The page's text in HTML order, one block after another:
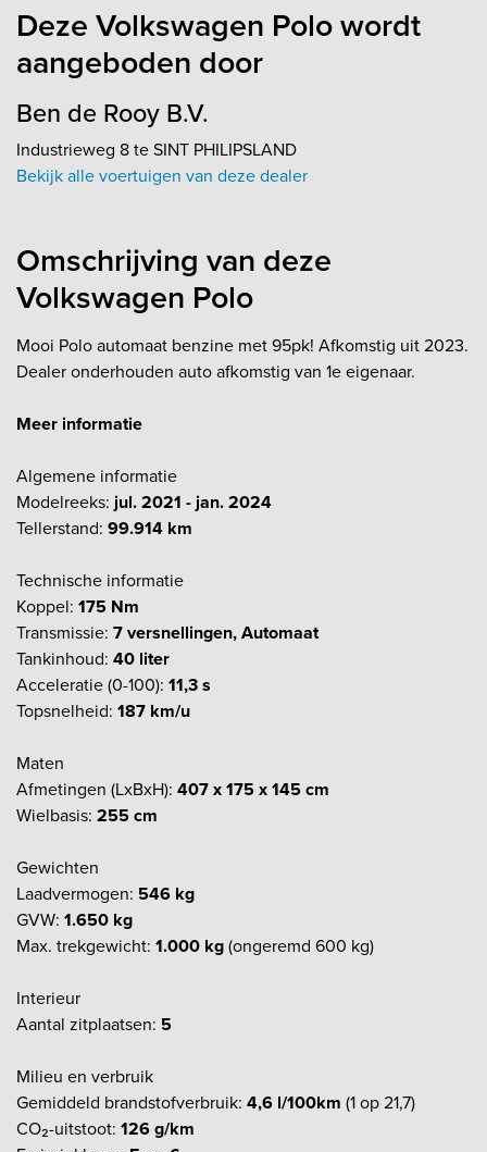
Deze Volkswagen Polo wordt
aangeboden door
Ben de Rooy B.V.
Industrieweg 8 te SINT PHILIPSLAND
Bekijk alle voertuigen van deze dealer
Omschrijving van deze
Volkswagen Polo
Mooi Polo automaat benzine met 95pk! Afkomstig uit 2023.
Dealer onderhouden auto afkomstig van 1e eigenaar.
Meer informatie
Algemene informatie
Modelreeks: jul. 2021 - jan. 2024
Tellerstand: 99.914 km
Technische informatie
Koppel: 175 Nm
Transmissie: 7 versnellingen, Automaat
Tankinhoud: 40 liter
Acceleratie (0-100): 11,3 s
Topsnelheid: 187 km/u
Maten
Afmetingen (LxBxH): 407 x 175 x 145 cm
Wielbasis: 255 cm
Gewichten
Laadvermogen: 546 kg
GVW: 1.650 kg
Max. trekgewicht: 1.000 kg(ongeremd 600 kg)
Interieur
Aantal zitplaatsen: 5
Milieu en verbruik
Gemiddeld brandstofverbruik: 4,6 l/100km (1 op 21,7)
CO₂-uitstoot: 126 g/km